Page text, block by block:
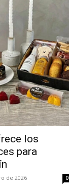
los
para
de 2026 0